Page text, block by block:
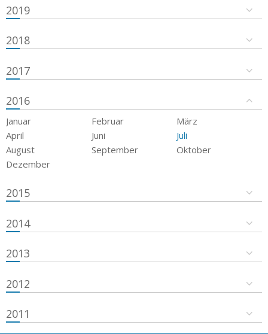
2019
2018
2017
2016
Januar Februar
März
April
Juni
Juli
August
September
Oktober
Dezember
2015
2014
2013
2012
2011